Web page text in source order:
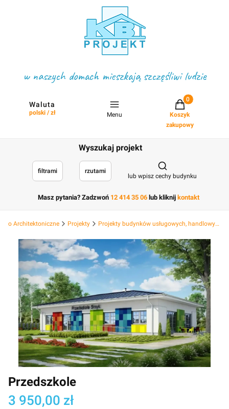
w naszych domach mieszkają szczęśliwi ludzie
Waluta
polski / zł Menu
Projekty w
Koszyk
zakupowy
Wyszukaj projekt
filtrami rzutami
Otwórz
lub wpisz cechy budynku
Masz pytania? Zadzwoń 12 414 35 06 lub kliknij kontakt
Architektoniczne Projekty Projekty budynków usługowych, handlowych hotelowych, deweloperskich i hal
Przedszkole
3 950,00 zł